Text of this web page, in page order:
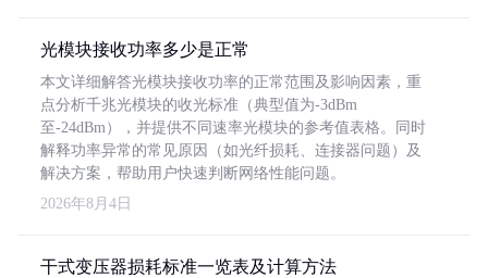
光模块接收功率多少是正常
本文详细解答光模块接收功率的正常范围及影响因素，重
点分析千兆光模块的收光标准（典型值为-3dBm
至-24dBm），并提供不同速率光模块的参考值表格。同时
解释功率异常的常见原因（如光纤损耗、连接器问题）及
解决方案，帮助用户快速判断网络性能问题。
2026年8月4日
干式变压器损耗标准一览表及计算方法